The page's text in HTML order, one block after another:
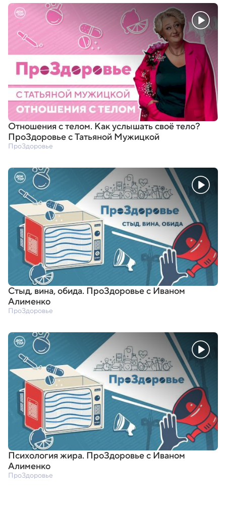
Отношения с телом. Как услышать своё тело?
ПроЗдоровье с Татьяной Мужицкой
ПроЗдоровье
Стыд,вина,обида. ПроЗдоровье с Иваном
Алименко
ПроЗдоровье
Психология жира. ПроЗдоровье с Иваном
Алименко
ПроЗдоровье